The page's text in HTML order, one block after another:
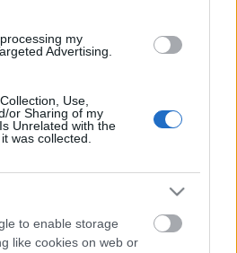
my
Advertising.
Use,
or Sharing of my
Unrelated with the
was collected.
to enable storage
like cookies on web or
de 1,2 millones, aunque no
más de 120 o 130 puntos.
en Comunio fue la 17/18, 155
nuevos jugadores del
jugar la segunda mitad del curso
Pires refuerza el lateral izquierdo.
¿Qué podemos esperar de estos